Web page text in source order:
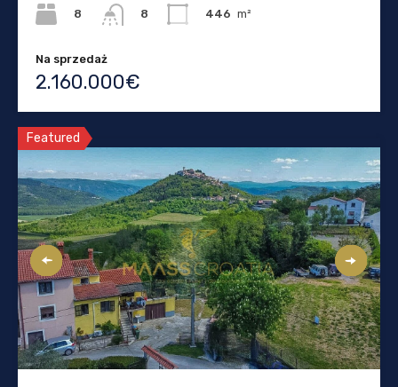
8
8
446 m²
Na sprzedaż
2.160.000€
Featured